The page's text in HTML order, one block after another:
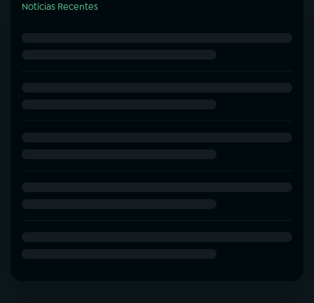
Notícias Recentes